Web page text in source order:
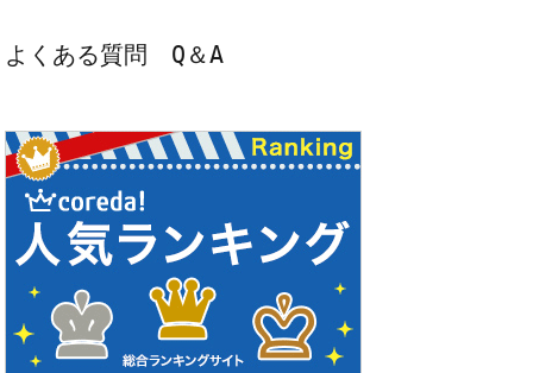
よくある質問　Q＆A